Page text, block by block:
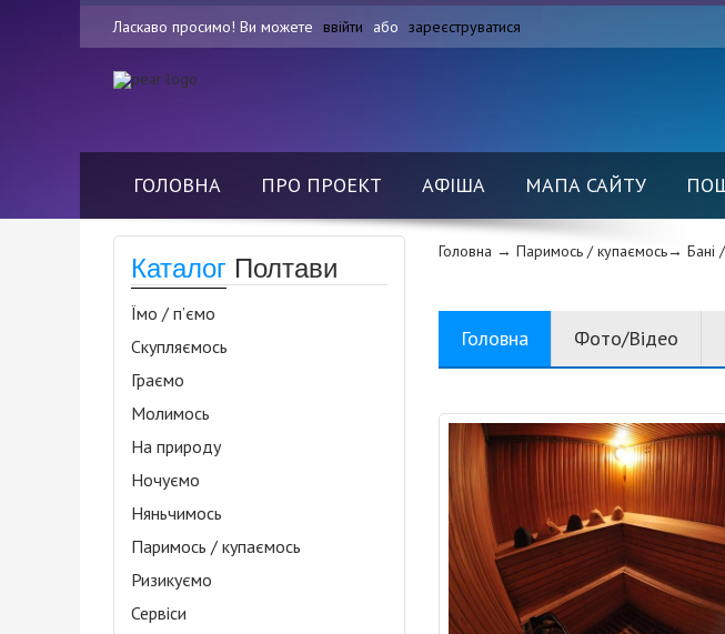
Ласкаво просимо! Ви можете ввійти або зареєструватися
ГОЛОВНА ПРО ПРОЕКТ АФІША МАПА САЙТУ
Каталог Полтави
Їмо / п’ємо
Скупляємось
Граємо
Молимось
На природу
Ночуємо
Няньчимось
Паримось / купаємось
Ризикуємо
Сервіси
Головна → Паримось / купаємось→ Бані
Головна Фото/Відео